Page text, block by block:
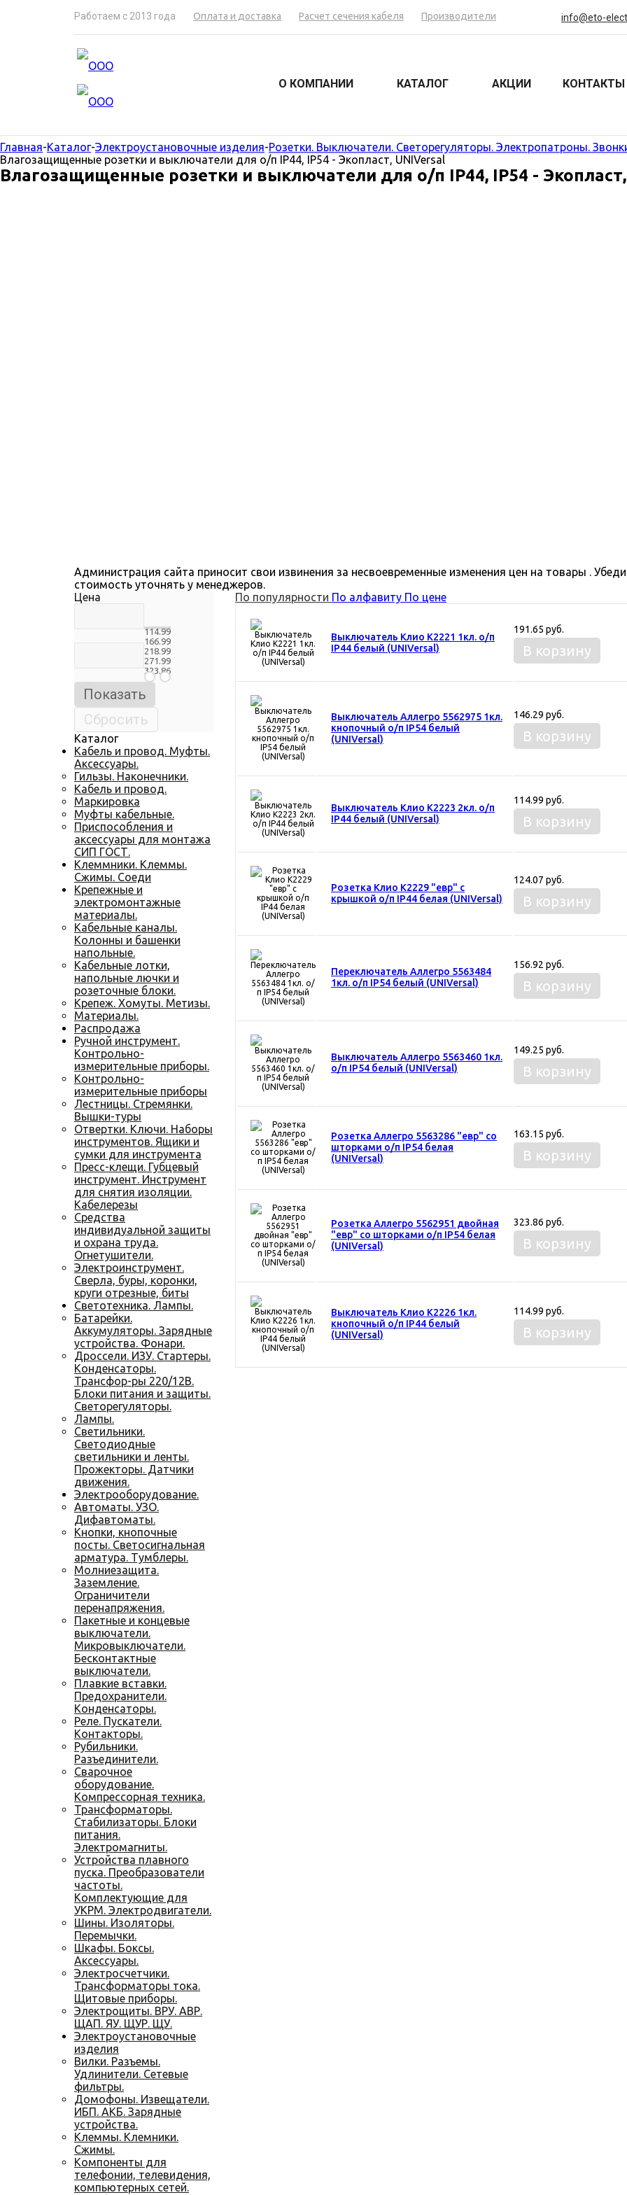
Работаем с 2013 года Оплата и доставка Расчет сечения кабеля Производители info@eto-
О КОМПАНИИ КАТАЛОГ АКЦИИ КОНТАКТЫ
Главная-Каталог-Электроустановочные изделия-Розетки. Выключатели. Светорегуляторы. Электропатроны.
Влагозащищенные розетки и выключатели для о/п IP44, IP54 - Экопласт, UNIVersal
Влагозащищенные розетки и выключатели для о/п IP44, IP54 -
Администрация сайта приносит свои извинения за несвоевременные изменения цен на товары .
стоимость уточнять у менеджеров.
Цена
114.99
166.99
218.99
271.99
323.86
Каталог
Кабель и провод. Муфты.
Аксессуары.
Гильзы. Наконечники.
Кабель и провод.
Маркировка
Муфты кабельные.
Приспособления и
аксессуары для монтажа
СИП ГОСТ.
Клеммники. Клеммы.
Сжимы. Соеди
Крепежные и
электромонтажные
материалы.
Кабельные каналы.
Колонны и башенки
напольные.
Кабельные лотки,
напольные лючки и
розеточные блоки.
Крепеж. Хомуты. Метизы.
Материалы.
Распродажа
Ручной инструмент.
Контрольно-
измерительные приборы.
Контрольно-
измерительные приборы
Лестницы. Стремянки.
Вышки-туры
Отвертки. Ключи. Наборы
инструментов. Ящики и
сумки для инструмента
Пресс-клещи. Губцевый
инструмент. Инструмент
для снятия изоляции.
Кабелерезы
Средства
индивидуальной защиты
и охрана труда.
Огнетушители.
Электроинструмент.
Сверла, буры, коронки,
круги отрезные, биты
Светотехника. Лампы.
Батарейки.
Аккумуляторы. Зарядные
устройства. Фонари.
Дроссели. ИЗУ. Стартеры.
Конденсаторы.
Трансфор-ры 220/12В.
Блоки питания и защиты.
Светорегуляторы.
Лампы.
Светильники.
Светодиодные
светильники и ленты.
Прожекторы. Датчики
движения.
Электрооборудование.
Автоматы. УЗО.
Дифавтоматы.
Кнопки, кнопочные
посты. Светосигнальная
арматура. Тумблеры.
Молниезащита.
Заземление.
Ограничители
перенапряжения.
Пакетные и концевые
выключатели.
Микровыключатели.
Бесконтактные
выключатели.
Плавкие вставки.
Предохранители.
Конденсаторы.
Реле. Пускатели.
Контакторы.
Рубильники.
Разъединители.
Сварочное
оборудование.
Компрессорная техника.
Трансформаторы.
Стабилизаторы. Блоки
питания.
Электромагниты.
Устройства плавного
пуска. Преобразователи
частоты.
Комплектующие для
УКРМ. Электродвигатели.
Шины. Изоляторы.
Перемычки.
Шкафы. Боксы.
Аксессуары.
Электросчетчики.
Трансформаторы тока.
Щитовые приборы.
Электрощиты. ВРУ. АВР.
ЩАП. ЯУ. ЩУР. ЩУ.
Электроустановочные
изделия
Вилки. Разъемы.
Удлинители. Сетевые
фильтры.
Домофоны. Извещатели.
ИБП. АКБ. Зарядные
устройства.
Клеммы. Клемники.
Сжимы.
Компоненты для
телефонии, телевидения,
компьютерных сетей.
По популярности По алфавиту По цене
Выключатель Клио К2221 1кл. о/п
IP44 белый (UNIVersal)
191.65 руб.
В корзину
Выключатель Аллегро 5562975 1кл.
кнопочный о/п IP54 белый
(UNIVersal)
146.29 руб.
В корзину
Выключатель Клио К2223 2кл. о/п
IP44 белый (UNIVersal)
114.99 руб.
В корзину
Розетка Клио К2229 "евр" с
крышкой о/п IP44 белая (UNIVersal)
124.07 руб.
В корзину
Переключатель Аллегро 5563484
1кл. о/п IP54 белый (UNIVersal)
156.92 руб.
В корзину
Выключатель Аллегро 5563460 1кл.
о/п IP54 белый (UNIVersal)
149.25 руб.
В корзину
Розетка Аллегро 5563286 "евр" со
шторками о/п IP54 белая
(UNIVersal)
163.15 руб.
В корзину
Розетка Аллегро 5562951 двойная
"евр" со шторками о/п IP54 белая
(UNIVersal)
323.86 руб.
В корзину
Выключатель Клио К2226 1кл.
кнопочный о/п IP44 белый
(UNIVersal)
114.99 руб.
В корзину